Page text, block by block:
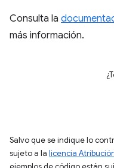
Consulta la
más información.
Salvo que se indique lo
sujeto a la licencia